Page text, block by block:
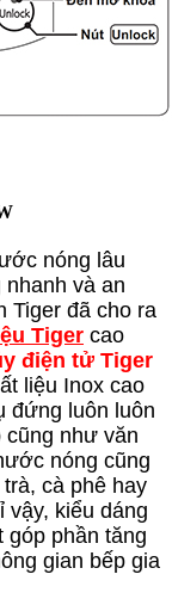
nóng lâu
và an
Tiger đã cho ra
Tiger cao
điện tử Tiger
liệu Inox cao
đứng luôn luôn
cũng như văn
nóng cũng
cà phê hay
vậy, kiểu dáng
góp phần tăng
gian bếp gia